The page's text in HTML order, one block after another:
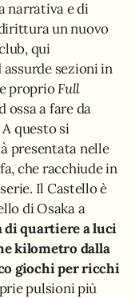
narrativa e di
un nuovo
qui
sezioni in
proprioFull
ossa a fare da
questo si
presentata nelle
che racchiude in
Il Castello è
di Osaka a
di quartiere a luci
kilometro dalla
giochi per ricchi
pulsioni più